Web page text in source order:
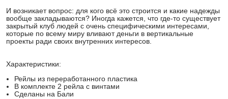
И возникает вопрос: для кого всё это строится и какие надежды
вообще закладываются? Иногда кажется, что где-то существует
закрытый клуб людей с очень специфическими интересами,
которые по всему миру вливают деньги в вертикальные
проекты ради своих внутренних интересов.
Характеристики:
Рейлы из переработанного пластика
В комплекте 2 рейла с винтами
Сделаны на Бали